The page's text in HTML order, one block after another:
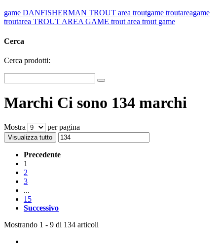
game DANFISHERMAN TROUT area troutgame troutareagame
troutarea TROUT AREA GAME trout area trout game
Cerca
Cerca prodotti:
Marchi Ci sono 134 marchi
Mostra per pagina
Visualizza tutto
Precedente
1
2
3
...
15
Successivo
Mostrando 1 - 9 di 134 articoli